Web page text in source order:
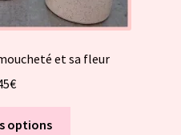
et sa fleur
€
options